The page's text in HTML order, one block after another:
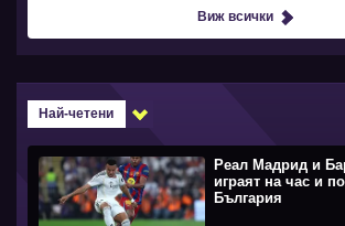
Виж всички
Най-четени
Реал Мадрид и
играят на час и
България